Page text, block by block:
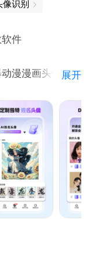
台打造专属人
像识别
件
漫漫画头像壁纸
本人，多种效
】
格一键生成，支
氏头像，个性！
展开